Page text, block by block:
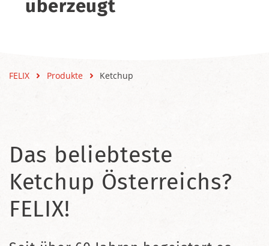
überzeugt
FELIX Produkte Ketchup
Das beliebteste
Ketchup Österreichs?
FELIX!